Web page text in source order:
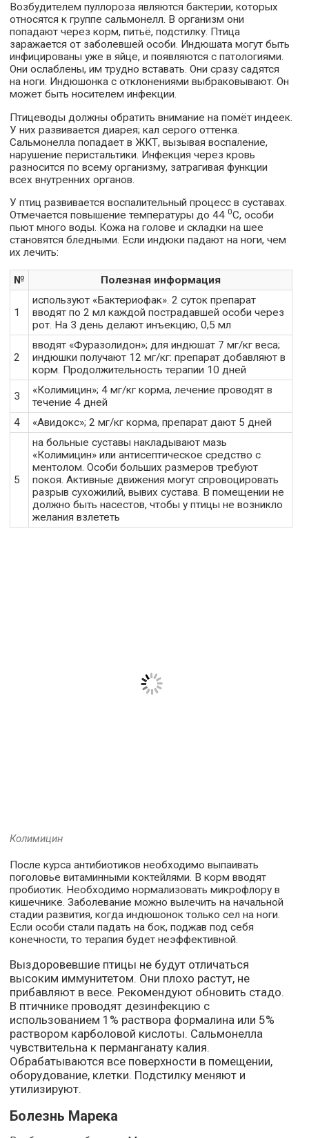
Возбудителем пуллороза являются бактерии, которых
относятся к группе сальмонелл. В организм они
попадают через корм, питьё, подстилку. Птица
заражается от заболевшей особи. Индюшата могут быть
инфицированы уже в яйце, и появляются с патологиями.
Они ослаблены, им трудно вставать. Они сразу садятся
на ноги. Индюшонка с отклонениями выбраковывают. Он
может быть носителем инфекции.
Птицеводы должны обратить внимание на помёт индеек.
У них развивается диарея; кал серого оттенка.
Сальмонелла попадает в ЖКТ, вызывая воспаление,
нарушение перистальтики. Инфекция через кровь
разносится по всему организму, затрагивая функции
всех внутренних органов.
У птиц развивается воспалительный процесс в суставах.
Отмечается повышение температуры до 44 0С, особи
пьют много воды. Кожа на голове и складки на шее
становятся бледными. Если индюки падают на ноги, чем
их лечить:
№ Полезная информация
1
используют «Бактериофак». 2 суток препарат
вводят по 2 мл каждой пострадавшей особи через
рот. На 3 день делают инъекцию, 0,5 мл
2
вводят «Фуразолидон»; для индюшат 7 мг/кг веса;
индюшки получают 12 мг/кг: препарат добавляют в
корм. Продолжительность терапии 10 дней
3
«Колимицин»; 4 мг/кг корма, лечение проводят в
течение 4 дней
4
«Авидокс»; 2 мг/кг корма, препарат дают 5 дней
5
на больные суставы накладывают мазь
«Колимицин» или антисептическое средство с
ментолом. Особи больших размеров требуют
покоя. Активные движения могут спровоцировать
разрыв сухожилий, вывих сустава. В помещении не
должно быть насестов, чтобы у птицы не возникло
желания взлететь
Колимицин
После курса антибиотиков необходимо выпаивать
поголовье витаминными коктейлями. В корм вводят
пробиотик. Необходимо нормализовать микрофлору в
кишечнике. Заболевание можно вылечить на начальной
стадии развития, когда индюшонок только сел на ноги.
Если особи стали падать на бок, поджав под себя
конечности, то терапия будет неэффективной.
Выздоровевшие птицы не будут отличаться
высоким иммунитетом. Они плохо растут, не
прибавляют в весе. Рекомендуют обновить стадо.
В птичнике проводят дезинфекцию с
использованием 1% раствора формалина или 5%
раствором карболовой кислоты. Сальмонелла
чувствительна к перманганату калия.
Обрабатываются все поверхности в помещении,
оборудование, клетки. Подстилку меняют и
утилизируют.
Болезнь Марека